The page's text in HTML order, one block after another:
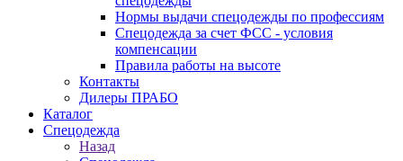
Нормы выдачи спецодежды по профессиям
Спецодежда за счет ФСС - условия
компенсации
Правила работы на высоте
Контакты
Дилеры ПРАБО
Каталог
Спецодежда
Назад